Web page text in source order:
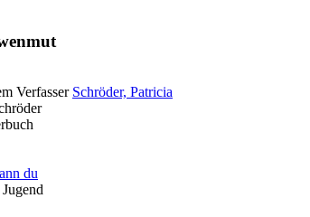
Verfasser Schröder, Patricia
du